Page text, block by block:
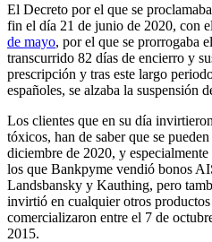
El Decreto por el que se
fin el día 21 de junio de 2020, con el
de mayo, por el que se prorrogaba
transcurrido 82 días de encierro y
prescripción y tras este largo
españoles, se alzaba la suspensión
Los clientes que en su día
tóxicos, han de saber que se
diciembre de 2020, y
los que Bankpyme vendió bonos
Landsbansky y Kauthing, pero
invirtió en cualquier otros
comercializaron entre el 7 de
2015.